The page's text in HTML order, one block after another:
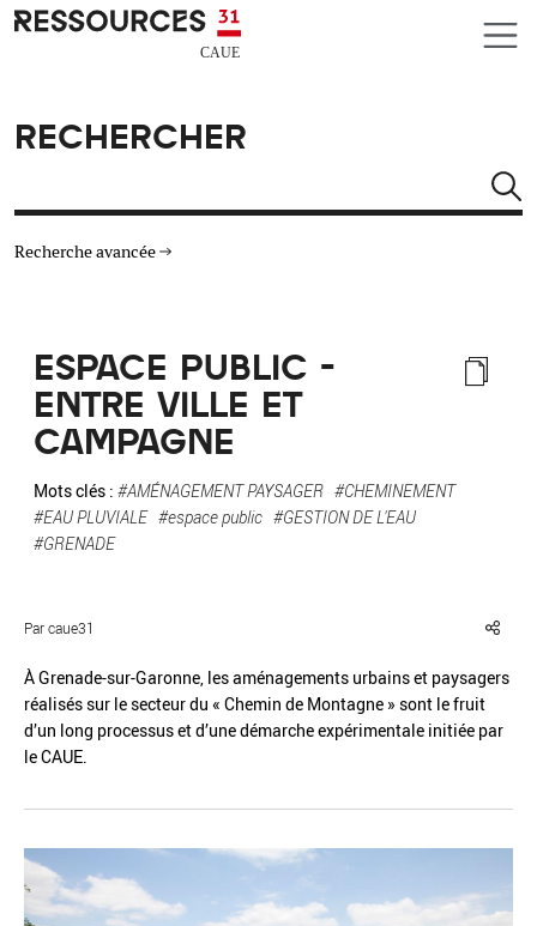
Aller au contenu principal
CAUE RESSOURCES 31
RECHERCHER
Recherche avancée
TYPE DE RESSOURCES
MATÉRIAUX
AUTRES CRITÈRES
Réinitialiser Fermer la recherche avancée
ESPACE PUBLIC -
ENTRE VILLE ET
CAMPAGNE
Mots clés : #AMÉNAGEMENT PAYSAGER #CHEMINEMENT
#EAU PLUVIALE #espace public #GESTION DE L'EAU
#GRENADE
Par caue31
À Grenade-sur-Garonne, les aménagements urbains et paysagers
réalisés sur le secteur du « Chemin de Montagne » sont le fruit
d’un long processus et d’une démarche expérimentale initiée par
le CAUE.